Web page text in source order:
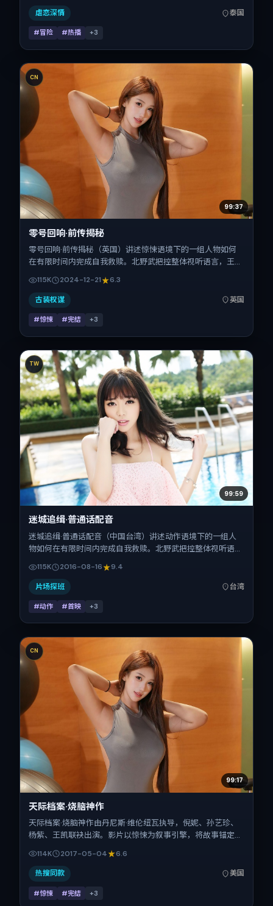
节与细腻表演的观众。
虐恋深情 泰国
#冒险 #热播 +3
CN
99:37
零号回响·前传揭秘
零号回响·前传揭秘（英国）讲述惊悚语境下的一组人物如何
在有限时间内完成自我救赎。北野武把控整体视听语言，王
于 2024-12-21 起陆续登陆院线与网络平台，贺岁档前后公
映，片长172分钟。
115K 2024-12-21 6.3
古装权谋 英国
#惊悚 #完结 +3
TW
99:59
迷城追缉·普通话配音
迷城追缉·普通话配音（中国台湾）讲述动作语境下的一组人
物如何在有限时间内完成自我救赎。北野武把控整体视听语
次丰富。影片定于 2016-08-16 起陆续登陆院线与网络平台，
暑期档公映，片长132分钟。
115K 2016-08-16 9.4
片场探班 台湾
#动作 #首映 +3
CN
99:17
天际档案·烧脑神作
天际档案·烧脑神作由丹尼斯·维伦纽瓦执导，倪妮、孙艺珍、
杨紫、王凯联袂出演。影片以惊悚为叙事引擎，将故事锚定在
2017年5月4日于美国首映（春季档），片长171分钟，适合喜
欢强情节与细腻表演的观众。
114K 2017-05-04 6.6
热搜同款 美国
#惊悚 #完结 +3